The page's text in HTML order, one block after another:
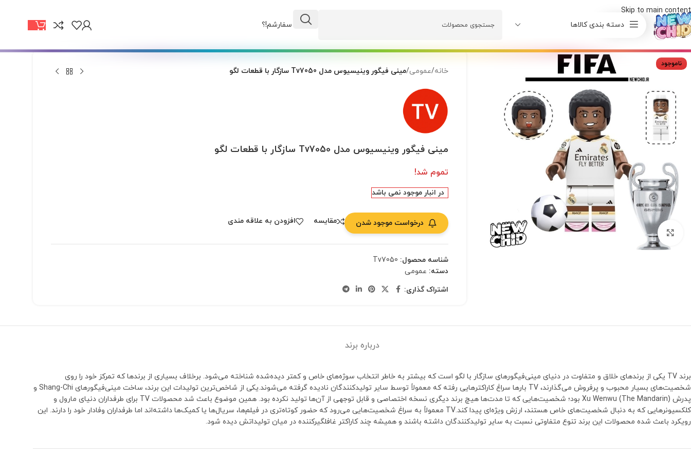
Skip to main content
دسته بندی کالاها
وضعیت سفارشم!؟
ناموجود
بزرگنمایی تصویر
خانه/عمومی/مینی فیگور وینیسیوس مدل Tv7050 سازگار با قطعات لگو
مینی فیگور وینیسیوس مدل Tv7050 سازگار با قطعات لگو
تموم شد!
در انبار موجود نمی باشد
درخواست موجود شدن مقایسه افزودن به علاقه مندی
شناسه محصول: Tv7050
دسته: عمومی
اشتراک گذاری:
درباره برند
برند TV یکی از برندهای خلاق و متفاوت در دنیای مینی‌فیگورهای سازگار با لگو است که بیشتر به خاطر انتخاب سوژه‌های خاص و کمتر دیده‌شده شناخته می‌شود. برخلاف بسیاری از برندها که تمرکز خود را روی
شخصیت‌های بسیار محبوب و پرفروش می‌گذارند، TV بارها سراغ کاراکترهایی رفته که معمولاً توسط سایر تولیدکنندگان نادیده گرفته می‌شوند.یکی از شاخص‌ترین تولیدات این برند، ساخت مینی‌فیگورهای Shang-Chi و
پدرش Xu Wenwu (The Mandarin) بود؛ شخصیت‌هایی که تا مدت‌ها هیچ برند دیگری نسخه اختصاصی و قابل توجهی از آن‌ها تولید نکرده بود. همین موضوع باعث شد محصولات TV برای طرفداران دنیای مارول و
کلکسیونرهایی که به دنبال شخصیت‌های خاص هستند، ارزش ویژه‌ای پیدا کند.TV معمولاً به سراغ شخصیت‌هایی می‌رود که حضور کوتاه‌تری در فیلم‌ها، سریال‌ها یا کمیک‌ها داشته‌اند اما طرفداران وفادار خود را دارند. این
رویکرد باعث شده محصولات این برند تنوع متفاوتی نسبت به سایر تولیدکنندگان داشته باشند و همیشه چند کاراکتر غافلگیرکننده در میان تولیداتش دیده شود.